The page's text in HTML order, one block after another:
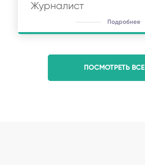
Журналист
Подробнее
ПОСМОТРЕТЬ ВСЕ